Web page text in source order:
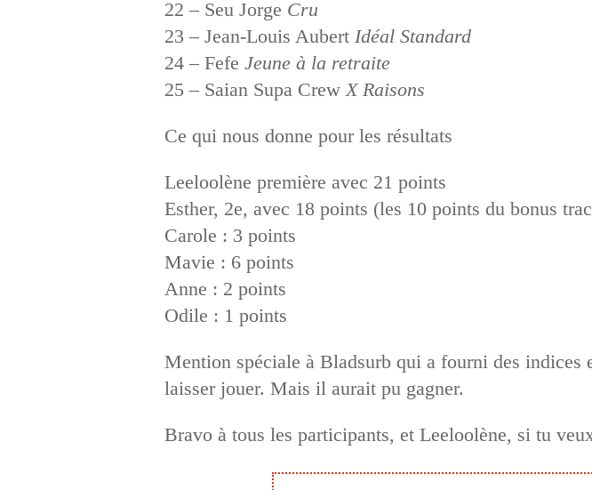
22 – Seu Jorge Cru
23 – Jean-Louis Aubert Idéal Standard
24 – Fefe Jeune à la retraite
25 – Saian Supa CrewX Raisons
Ce qui nous donne pour les résultats
Leeloolène première avec 21 points
Esther, 2e, avec 18 points (les 10 points du bonus
Carole : 3 points
Mavie : 6 points
Anne : 2 points
Odile : 1 points
Mention spéciale à Bladsurb qui a fourni des indices
laisser jouer. Mais il aurait pu gagner.
Bravo à tous les participants, et Leeloolène, si tu